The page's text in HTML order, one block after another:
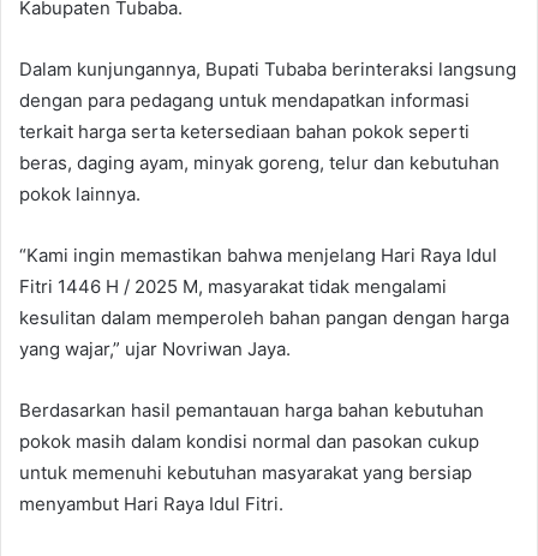
Kabupaten Tubaba.
Dalam kunjungannya, Bupati Tubaba berinteraksi langsung
dengan para pedagang untuk mendapatkan informasi
terkait harga serta ketersediaan bahan pokok seperti
beras, daging ayam, minyak goreng, telur dan kebutuhan
pokok lainnya.
“Kami ingin memastikan bahwa menjelang Hari Raya Idul
Fitri 1446 H / 2025 M, masyarakat tidak mengalami
kesulitan dalam memperoleh bahan pangan dengan harga
yang wajar,” ujar Novriwan Jaya.
Berdasarkan hasil pemantauan harga bahan kebutuhan
pokok masih dalam kondisi normal dan pasokan cukup
untuk memenuhi kebutuhan masyarakat yang bersiap
menyambut Hari Raya Idul Fitri.